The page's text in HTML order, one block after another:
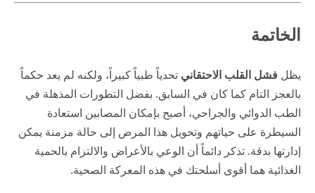
الخاتمة
يظل فشل القلب الاحتقاني تحدياً طبياً كبيراً، ولكنه لم يعد حكماً
بالعجز التام كما كان في السابق. بفضل التطورات المذهلة في
الطب الدوائي والجراحي، أصبح بإمكان المصابين استعادة
السيطرة على حياتهم وتحويل هذا المرض إلى حالة مزمنة يمكن
إدارتها بدقة. تذكر دائماً أن الوعي بالأعراض والالتزام بالحمية
الغذائية هما أقوى أسلحتك في هذه المعركة الصحية.